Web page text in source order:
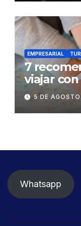
EMPRESARIAL
7
viajar
dentro y
5 DE
Whatsapp